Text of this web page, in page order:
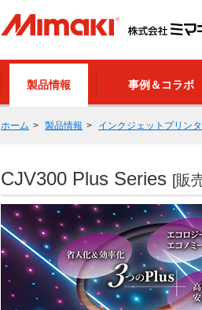
製品情報 事例＆コラボ
ホーム 製品情報 インクジェットプリンタ
CJV300 Plus Series [販